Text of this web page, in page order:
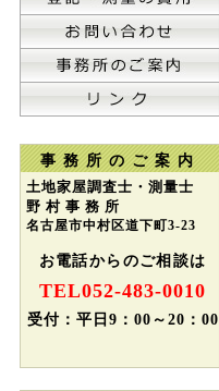
事務所のご案内
土地家屋調査士・測量士
野 村 事 務 所
名古屋市中村区道下町3-23
お電話からのご相談は
TEL052-483-0010
受付： 平日 9：00～20：00